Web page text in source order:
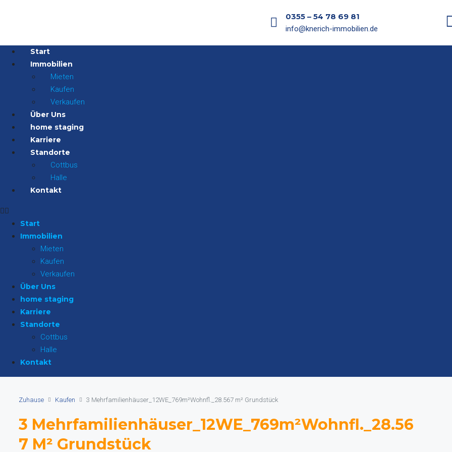
0355 – 54 78 69 81
info@knerich-immobilien.de
Start
Immobilien
Mieten
Kaufen
Verkaufen
Über Uns
home staging
Karriere
Standorte
Cottbus
Halle
Kontakt
Start
Immobilien
Mieten
Kaufen
Verkaufen
Über Uns
home staging
Karriere
Standorte
Cottbus
Halle
Kontakt
Zuhause Kaufen 3 Mehrfamilienhäuser_12WE_769m²Wohnfl._28.567 m² Grundstück
3 Mehrfamilienhäuser_12WE_769m²Wohnfl._28.56
7 M² Grundstück